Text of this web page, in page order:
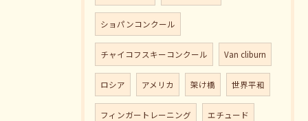
ショパンコンクール
チャイコフスキーコンクール Van cliburn
ロシア アメリカ 架け橋 世界平和
フィンガートレーニング エチュード